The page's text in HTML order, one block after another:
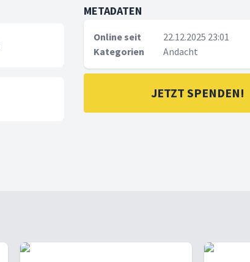
METADATEN
Online seit
22.12.2025 23:01
Kategorien
Andacht
JETZT SPENDEN!